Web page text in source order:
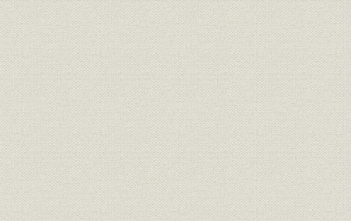
規則 三井物産会社商売取扱手続概略 明治九年
組織;従業員 三井物産会社社員職制 明治一三
財務・業績
三井物産会社資本金額確定ニ付
三井組大元方宛通知状
明治一三
経営;規則
大元方規程改正ニ付相談心得覚
書
明治一〇
経営;規則 盟約書之内改正箇条書 明治一一年
経営;規則 大元方規定改正書 明治一一